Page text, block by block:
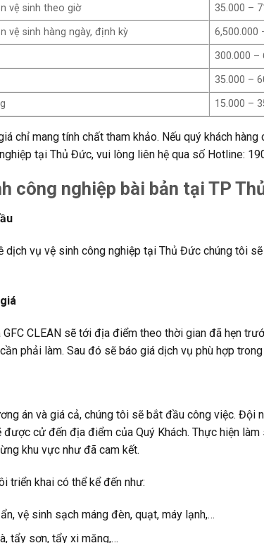
vệ sinh theo giờ 35.000 –
vệ sinh hàng ngày, định kỳ 6,500.000
300.000 –
35.000 –
15.000 –
chỉ mang tính chất tham khảo. Nếu quý khách
tại Thủ Đức, vui lòng liên hệ qua số Hotline:
công nghiệp bài bản tại TP
dịch vụ vệ sinh công nghiệp tại Thủ Đức chúng tôi
CLEAN sẽ tới địa điểm theo thời gian đã hẹn
phải làm. Sau đó sẽ báo giá dịch vụ phù hợp
án và giá cả, chúng tôi sẽ bắt đầu công việc. Đội
cử đến địa điểm của Quý Khách. Thực hiện
khu vực như đã cam kết.
triển khai có thể kể đến như:
vệ sinh sạch máng đèn, quạt, máy lạnh,…
tẩy sơn, tẩy xi măng,…